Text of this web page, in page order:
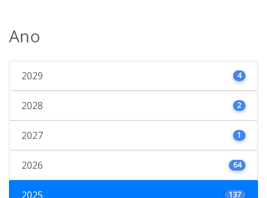
Ano
2029 4
2028 2
2027 1
2026 64
2025 137